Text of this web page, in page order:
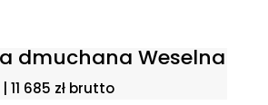
dmuchana Weselna
11 685 złbrutto